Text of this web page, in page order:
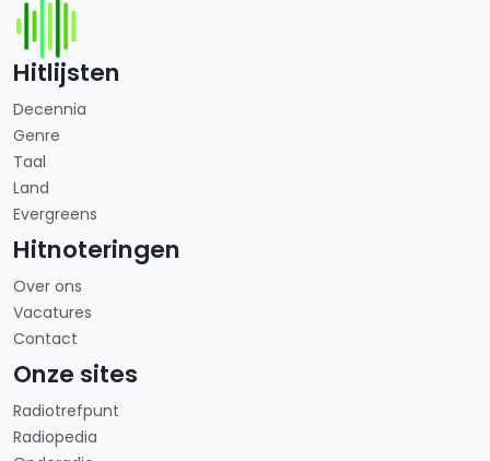
Hitlijsten
Decennia
Genre
Taal
Land
Evergreens
Hitnoteringen
Over ons
Vacatures
Contact
Onze sites
Radiotrefpunt
Radiopedia